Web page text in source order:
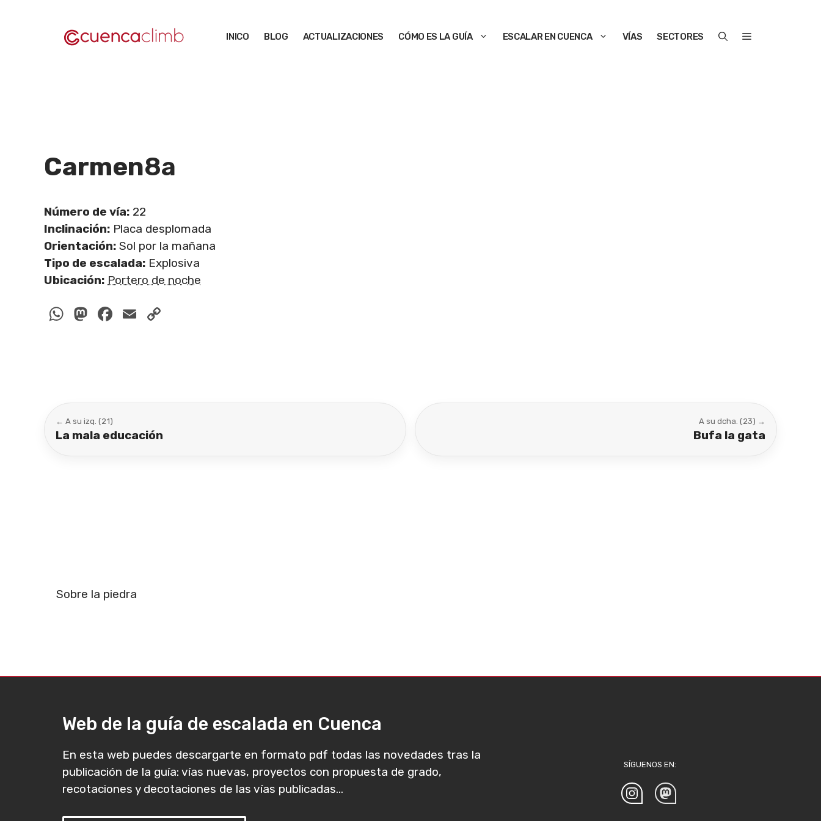
INICO BLOG ACTUALIZACIONES CÓMO ES LA GUÍA ESCALAR EN CUENCA VÍAS SECTORES
Carmen8a
Número de vía: 22
Inclinación: Placa desplomada
Orientación: Sol por la mañana
Tipo de escalada: Explosiva
Ubicación: Portero de noche
WhatsApp
Mastodon
Facebook
Email
← A su izq. (21)
La mala educación
A su dcha. (23) →
Bufa la gata
Sobre la piedra
Web de la guía de escalada en Cuenca
En esta web puedes descargarte en formato pdf todas las novedades tras la
publicación de la guía: vías nuevas, proyectos con propuesta de grado,
recotaciones y decotaciones de las vías publicadas...
SÍGUENOS EN: